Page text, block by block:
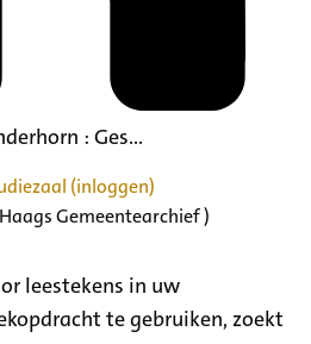
: Ges...
(inloggen)
Gemeentearchief )
leestekens in uw
te gebruiken, zoekt